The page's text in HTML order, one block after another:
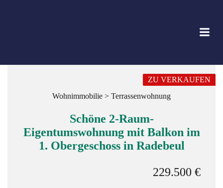
Wohnimmobilie > Terrassenwohnung
ZU VERKAUFEN
Schöne 2-Raum-
Eigentumswohnung mit Balkon im
1. Obergeschoss in Radebeul
229.500 €